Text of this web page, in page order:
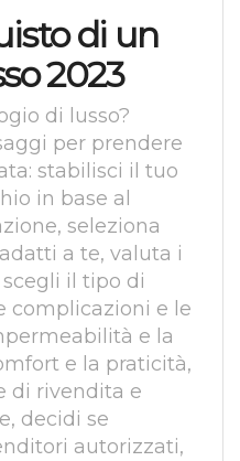
di un
2023
di lusso?
per prendere
stabilisci il tuo
in base al
seleziona
a te, valuta i
il tipo di
complicazioni e le
e la
e la praticità,
di rivendita e
decidi se
autorizzati,